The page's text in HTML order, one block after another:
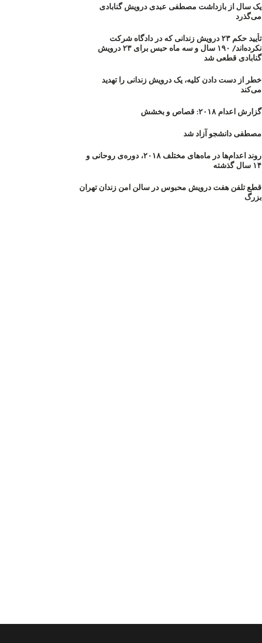
یک سال از بازداشت مصطفی عبدی درویش گنابادی
می‌گذرد
تأیید حکم ۲۳ درویش زندانی که در دادگاه شرکت
نکرده‌اند/ ۱۹۰ سال و سه ماه حبس برای ۲۳ درویش
گنابادی قطعی شد
خطر از دست دادن کلیه، یک درویش زندانی را تهدید
می‌کند
گزارش اعدام ۲۰۱۸: قصاص و بخشش
مصطفی دانشجو آزاد شد
روند اعدام‌ها در ماه‌های مختلف ۲۰۱۸، دوره‌ی روحانی و
۱۴ سال گذشته
قطع تلفن هفت درویش محبوس در سالن امن زندان تهران
بزرگ